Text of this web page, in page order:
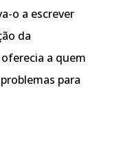
o a escrever
da
a quem
para